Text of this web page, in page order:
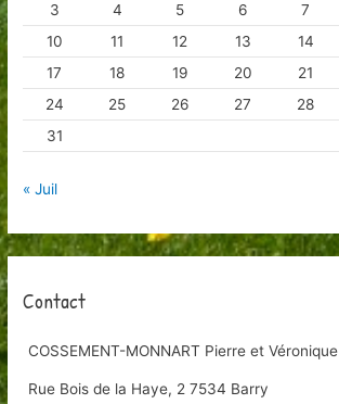
:
3
4 5 6 7
10
11 12 13 14
17
18 19 20 21
24
25 26 27 28
31
« Juil
Contact
COSSEMENT-MONNART Pierre et Véronique
Rue Bois de la Haye, 2 7534 Barry